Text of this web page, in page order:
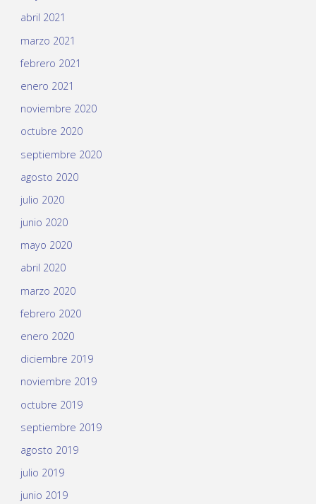
abril 2021
marzo 2021
febrero 2021
enero 2021
noviembre 2020
octubre 2020
septiembre 2020
agosto 2020
julio 2020
junio 2020
mayo 2020
abril 2020
marzo 2020
febrero 2020
enero 2020
diciembre 2019
noviembre 2019
octubre 2019
septiembre 2019
agosto 2019
julio 2019
junio 2019